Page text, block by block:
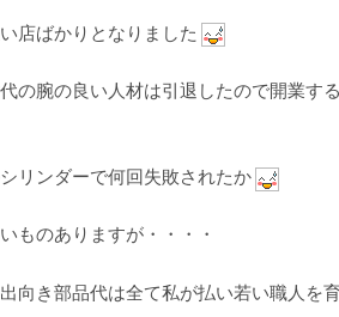
店ばかりとなりました
の腕の良い人材は引退したので開業す
リンダーで何回失敗されたか
ものありますが・・・・
向き部品代は全て私が払い若い職人を